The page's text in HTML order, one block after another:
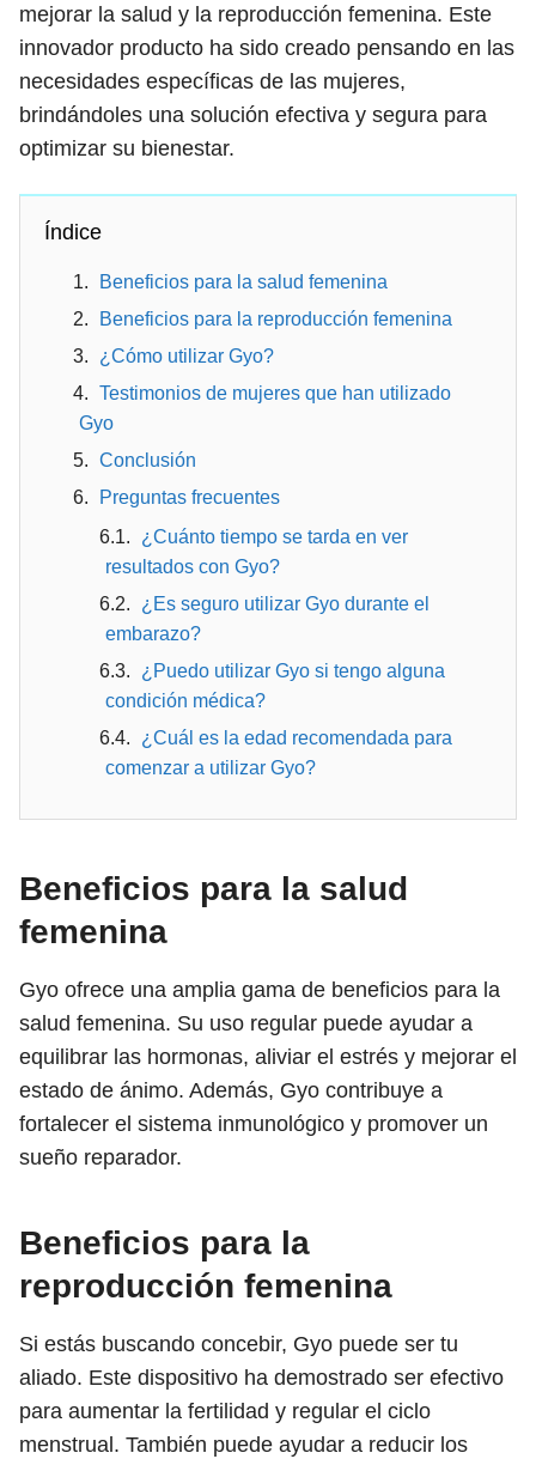
mejorar la salud y la reproducción femenina. Este
innovador producto ha sido creado pensando en las
necesidades específicas de las mujeres,
brindándoles una solución efectiva y segura para
optimizar su bienestar.
Índice
Beneficios para la salud femenina
Beneficios para la reproducción femenina
¿Cómo utilizar Gyo?
Testimonios de mujeres que han utilizado
Gyo
Conclusión
Preguntas frecuentes
¿Cuánto tiempo se tarda en ver
resultados con Gyo?
¿Es seguro utilizar Gyo durante el
embarazo?
¿Puedo utilizar Gyo si tengo alguna
condición médica?
¿Cuál es la edad recomendada para
comenzar a utilizar Gyo?
Beneficios para la salud
femenina
Gyo ofrece una amplia gama de beneficios para la
salud femenina. Su uso regular puede ayudar a
equilibrar las hormonas, aliviar el estrés y mejorar el
estado de ánimo. Además, Gyo contribuye a
fortalecer el sistema inmunológico y promover un
sueño reparador.
Beneficios para la
reproducción femenina
Si estás buscando concebir, Gyo puede ser tu
aliado. Este dispositivo ha demostrado ser efectivo
para aumentar la fertilidad y regular el ciclo
menstrual. También puede ayudar a reducir los